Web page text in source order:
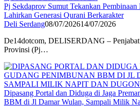
Pj Sekdaprov Sumut Tekankan
Lahirkan Generasi Qurani Berkarakter
Deli Serdang08/07/202614/07/2026
De14dotcom, DELISERDANG – Penjabat
Provinsi (Pj…
Dipasang Portal dan Diduga di Jaga
BBM di Jl Damar Wulan, Sampali Milik